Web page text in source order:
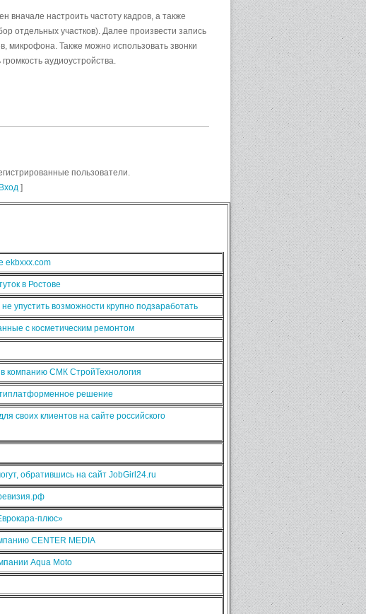
настроить частоту кадров, а также
отдельных участков). Далее произвести запись
микрофона. Также можно использовать звонки
аудиоустройства.
пользователи.
Вход]
ekbxxx.com
в Ростове
упустить возможности крупно подзаработать
с косметическим ремонтом
компанию СМК СтройТехнология
решение
своих клиентов на сайте российского
обратившись на сайт JobGirl24.ru
плюс»
CENTER MEDIA
Aqua Moto